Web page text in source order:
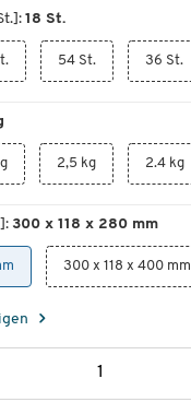
18 St.
54 St. 36 St.
2,5 kg 2.4 kg
300 x 118 x 280 mm
300 x 118 x 400 mm